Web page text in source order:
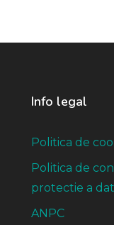
Info legal
Politica de
Politica de
protectie a
ANPC